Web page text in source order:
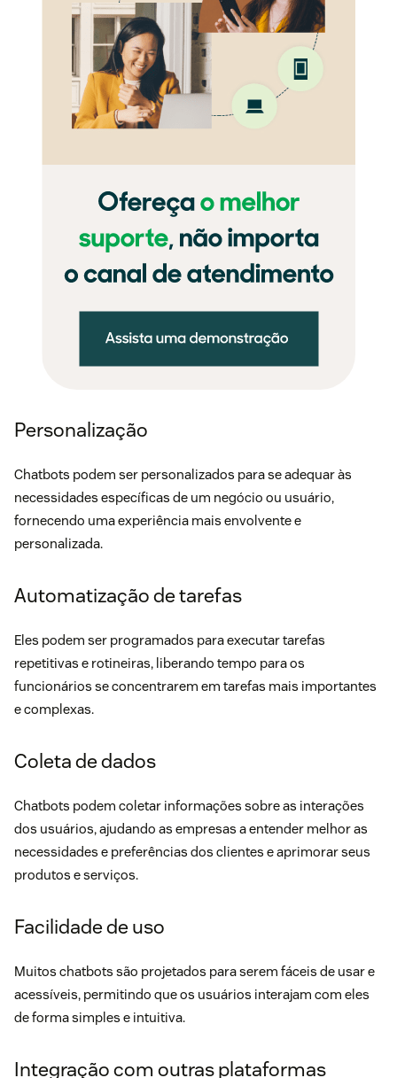
Personalização
Chatbots podem ser personalizados para se adequar às
necessidades específicas de um negócio ou usuário,
fornecendo uma experiência mais envolvente e
personalizada.
Automatização de tarefas
Eles podem ser programados para executar tarefas
repetitivas e rotineiras, liberando tempo para os
funcionários se concentrarem em tarefas mais importantes
e complexas.
Coleta de dados
Chatbots podem coletar informações sobre as interações
dos usuários, ajudando as empresas a entender melhor as
necessidades e preferências dos clientes e aprimorar seus
produtos e serviços.
Facilidade de uso
Muitos chatbots são projetados para serem fáceis de usar e
acessíveis, permitindo que os usuários interajam com eles
de forma simples e intuitiva.
Integração com outras plataformas